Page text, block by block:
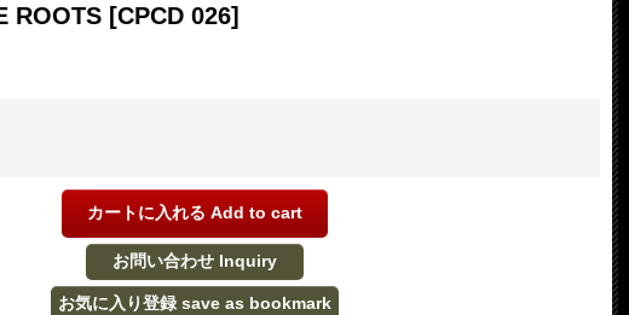
ROOTS [CPCD 026]